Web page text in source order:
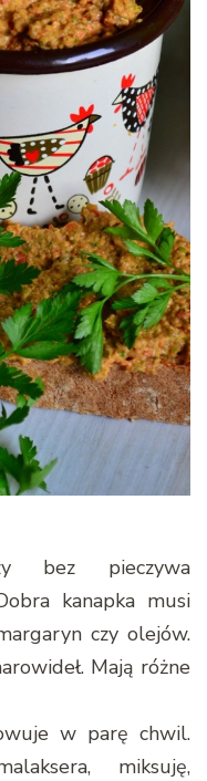
bez pieczywa
kanapka musi
czy olejów.
Mają różne
w parę chwil.
miksuję,